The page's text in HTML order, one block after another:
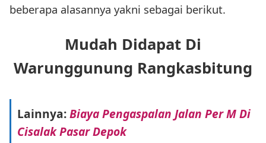
beberapa alasannya yakni sebagai berikut.
Mudah Didapat Di
Warunggunung Rangkasbitung
Lainnya:Biaya Pengaspalan Jalan Per M Di
Cisalak Pasar Depok